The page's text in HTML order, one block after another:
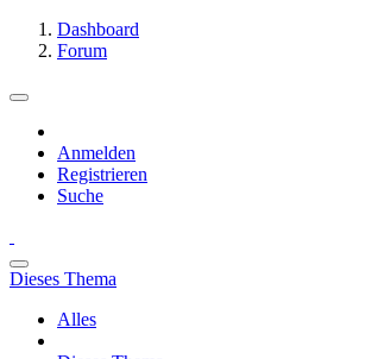
Dashboard
Forum
Anmelden
Registrieren
Suche
Dieses Thema
Alles